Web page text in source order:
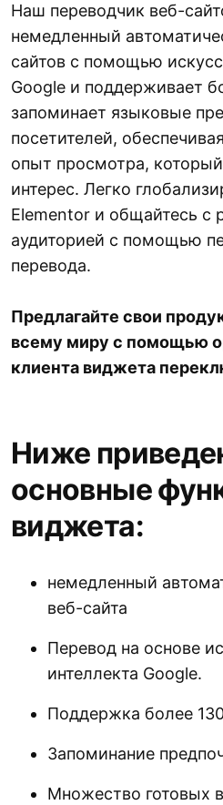
Наш переводчик веб-
немедленный
сайтов с помощью
Google и поддерживает
запоминает языковые
посетителей,
опыт просмотра,
интерес. Легко
Elementor и общайтесь с
аудиторией с помощью
перевода.
Предлагайте свои
всему миру с помощью
клиента виджета
Ниже
основные
виджета:
немедленный
веб-сайта
Перевод на основе
интеллекта Google.
Поддержка более
Запоминание
Множество готовых